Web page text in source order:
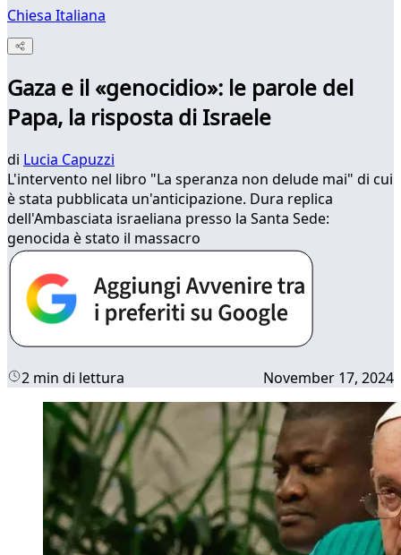
Chiesa Italiana
Gaza e il «genocidio»: le parole del
Papa, la risposta di Israele
di Lucia Capuzzi
L'intervento nel libro "La speranza non delude mai" di cui
è stata pubblicata un'anticipazione. Dura replica
dell'Ambasciata israeliana presso la Santa Sede:
genocida è stato il massacro
2 min di lettura November 17, 2024